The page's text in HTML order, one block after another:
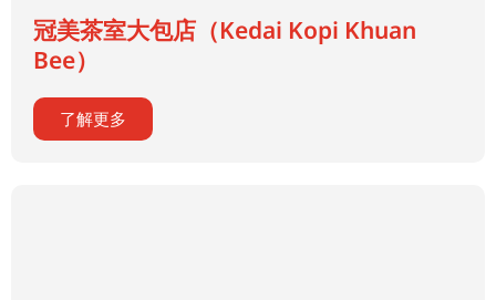
冠美茶室大包店（Kedai Kopi Khuan
Bee）
了解更多